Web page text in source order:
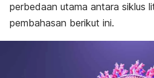
perbedaan utama antara siklus
pembahasan berikut ini.